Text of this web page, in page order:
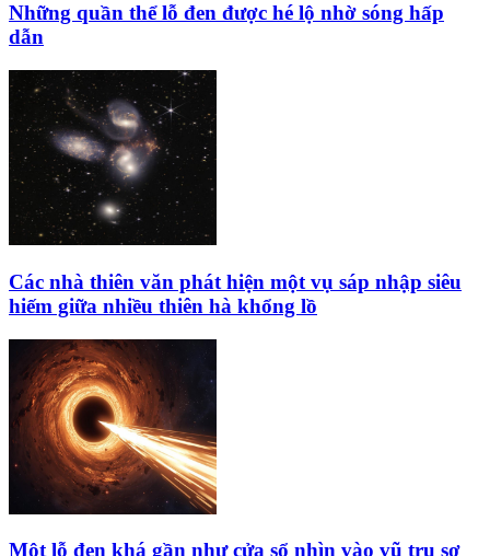
Những quần thể lỗ đen được hé lộ nhờ sóng hấp
dẫn
Các nhà thiên văn phát hiện một vụ sáp nhập siêu
hiếm giữa nhiều thiên hà khổng lồ
Một lỗ đen khá gần như cửa sổ nhìn vào vũ trụ sơ